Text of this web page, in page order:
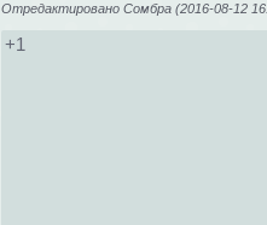
Отредактировано Сомбра (2016-08-12
+1